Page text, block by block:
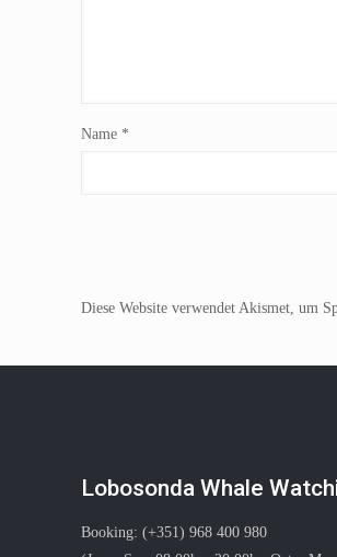
Name *
Diese Website verwendet Akismet, um
Lobosonda Whale
Booking: (+351) 968 400 980